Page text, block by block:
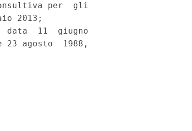
per  gli
2013;
data  11  giugno
agosto  1988,